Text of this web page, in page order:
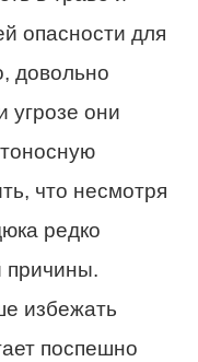
опасности для
довольно
угрозе они
что несмотря
редко
причины.
избежать
поспешно